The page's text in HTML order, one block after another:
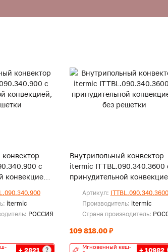
с
конвекцией,
itermic
РОССИЯ
+ 2821 ?
Внутрипольный конвектор
itermic ITTBL.090.340.3600
принудительной
Артикул: ITTBL.090.340.3600
Производитель: itermic
Страна производитель:
109 818.00 ₽
Мгновенный кеш-
+ 10982